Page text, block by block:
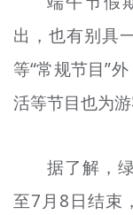
出，也有别具
等“常规节目”
活等节目也为游
据了解，
至7月8日结束